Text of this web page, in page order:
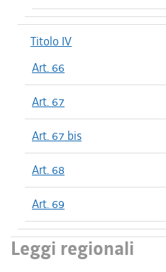
Titolo IV
Art. 66
Art. 67
Art. 67 bis
Art. 68
Art. 69
Leggi regionali